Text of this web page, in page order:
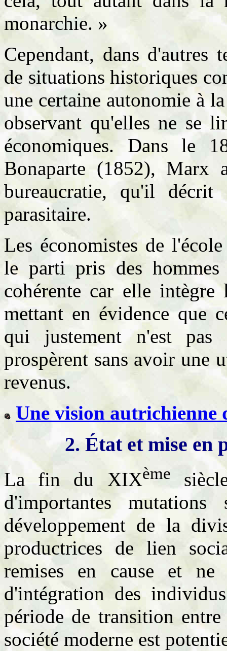
monarchie. »
Cependant, dans d'autres
de situations historiques
une certaine autonomie à
observant qu'elles ne se
économiques. Dans le
Bonaparte (1852), Marx
bureaucratie, qu'il
parasitaire.
Les économistes de
le parti pris des
cohérente car elle intègre
mettant en évidence que
qui justement n'est
prospèrent sans avoir une
revenus.
Une vision autrichienne
2. État et mise en
La fin du XIXème
d'importantes
développement de la
productrices de lien
remises en cause et
d'intégration des
période de transition
société moderne est